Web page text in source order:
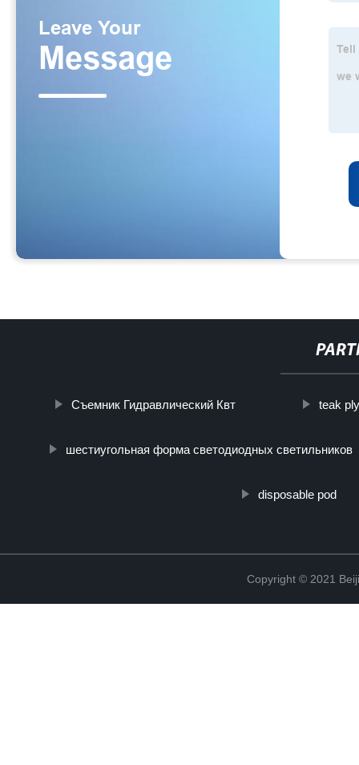
Съемник Гидравлический Квт teak
шестиугольная форма светодиодных светильников
disposable pod
Copyright © 2021